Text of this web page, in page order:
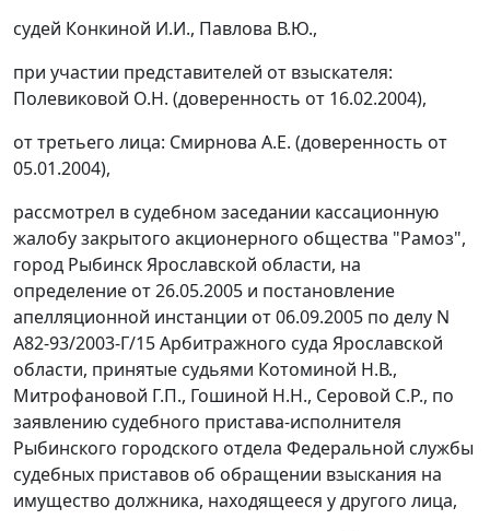
судей Конкиной И.И., Павлова В.Ю.,
при участии представителей от взыскателя:
Полевиковой О.Н. (доверенность от 16.02.2004),
от третьего лица: Смирнова А.Е. (доверенность от
05.01.2004),
рассмотрел в судебном заседании кассационную
жалобу закрытого акционерного общества "Рамоз",
город Рыбинск Ярославской области, на
определение от 26.05.2005 и постановление
апелляционной инстанции от 06.09.2005 по делу N
А82-93/2003-Г/15 Арбитражного суда Ярославской
области, принятые судьями Котоминой Н.В.,
Митрофановой Г.П., Гошиной Н.Н., Серовой С.Р., по
заявлению судебного пристава-исполнителя
Рыбинского городского отдела Федеральной службы
судебных приставов об обращении взыскания на
имущество должника, находящееся у другого лица,